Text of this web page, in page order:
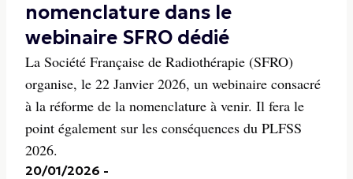
nomenclature dans le
webinaire SFRO dédié
La Société Française de Radiothérapie (SFRO)
organise, le 22 Janvier 2026, un webinaire consacré
à la réforme de la nomenclature à venir. Il fera le
point également sur les conséquences du PLFSS
2026.
20/01/2026 -